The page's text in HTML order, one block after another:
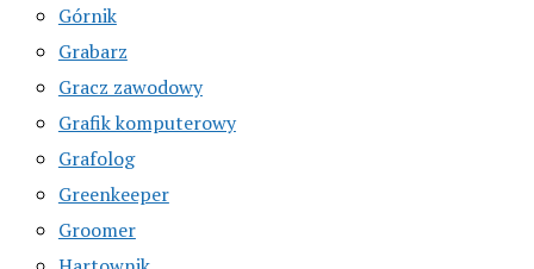
Górnik
Grabarz
Gracz zawodowy
Grafik komputerowy
Grafolog
Greenkeeper
Groomer